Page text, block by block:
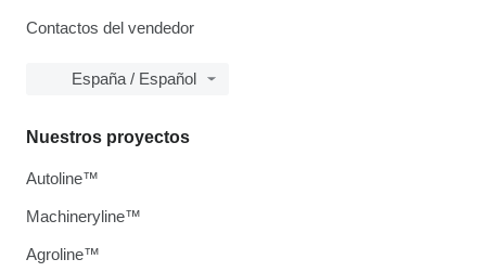
Contactos del vendedor
España / Español
Nuestros proyectos
Autoline™
Machineryline™
Agroline™